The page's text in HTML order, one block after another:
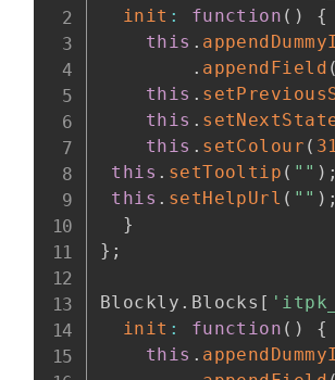
init : function ( )
{
this .
. appendField (
this .
this .
this . setColour (
this . setTooltip ( "" ) ;
this . setHelpUrl ( "" ) ;
}
} ;
Blockly . Blocks [
init : function ( )
{
this .